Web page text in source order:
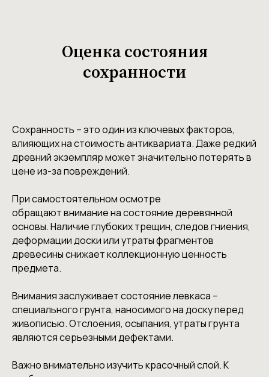
Оценка состояния
сохранности
Сохранность – это один из ключевых факторов,
влияющих на стоимость антиквариата. Даже редкий
древний экземпляр может значительно потерять в
цене из-за повреждений.
При самостоятельном осмотре
обращают внимание на состояние деревянной
основы. Наличие глубоких трещин, следов гниения,
деформации доски или утраты фрагментов
древесины снижает коллекционную ценность
предмета.
Внимания заслуживает состояние левкаса –
специального грунта, наносимого на доску перед
живописью. Отслоения, осыпания, утраты грунта
являются серьезными дефектами.
Важно внимательно изучить красочный слой. К